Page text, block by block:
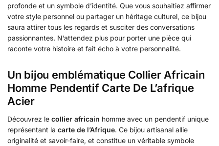
profonde et un symbole d’identité. Que vous souhaitiez affirmer
votre style personnel ou partager un héritage culturel, ce bijou
saura attirer tous les regards et susciter des conversations
passionnantes. N’attendez plus pour porter une pièce qui
raconte votre histoire et fait écho à votre personnalité.
Un bijou emblématique Collier Africain
Homme Pendentif Carte De L’afrique
Acier
Découvrez le collier africain homme avec un pendentif unique
représentant la carte de l’Afrique. Ce bijou artisanal allie
originalité et savoir-faire, et constitue un véritable symbole